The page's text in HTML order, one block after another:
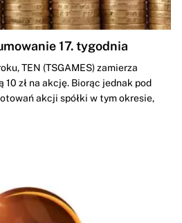
17. tygodnia
TEN (TSGAMES) zamierza
10 zł na akcję. Biorąc jednak pod
akcji spółki w tym okresie,